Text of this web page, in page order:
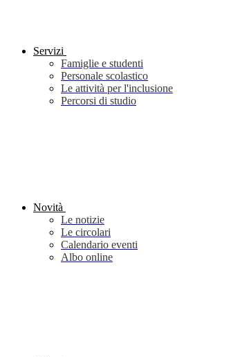
Servizi
Famiglie e studenti
Personale scolastico
Le attività per l'inclusione
Percorsi di studio
Novità
Le notizie
Le circolari
Calendario eventi
Albo online